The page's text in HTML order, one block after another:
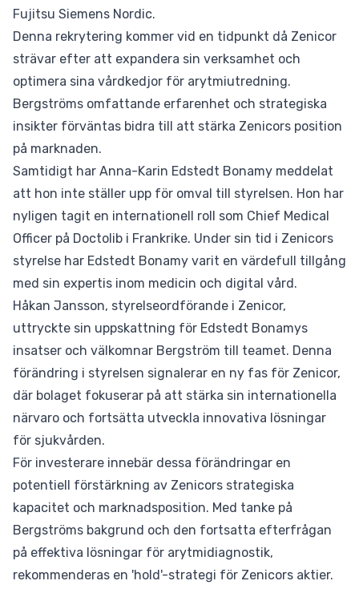
Fujitsu Siemens Nordic.
Denna rekrytering kommer vid en tidpunkt då Zenicor
strävar efter att expandera sin verksamhet och
optimera sina vårdkedjor för arytmiutredning.
Bergströms omfattande erfarenhet och strategiska
insikter förväntas bidra till att stärka Zenicors position
på marknaden.
Samtidigt har Anna-Karin Edstedt Bonamy meddelat
att hon inte ställer upp för omval till styrelsen. Hon har
nyligen tagit en internationell roll som Chief Medical
Officer på Doctolib i Frankrike. Under sin tid i Zenicors
styrelse har Edstedt Bonamy varit en värdefull tillgång
med sin expertis inom medicin och digital vård.
Håkan Jansson, styrelseordförande i Zenicor,
uttryckte sin uppskattning för Edstedt Bonamys
insatser och välkomnar Bergström till teamet. Denna
förändring i styrelsen signalerar en ny fas för Zenicor,
där bolaget fokuserar på att stärka sin internationella
närvaro och fortsätta utveckla innovativa lösningar
för sjukvården.
För investerare innebär dessa förändringar en
potentiell förstärkning av Zenicors strategiska
kapacitet och marknadsposition. Med tanke på
Bergströms bakgrund och den fortsatta efterfrågan
på effektiva lösningar för arytmidiagnostik,
rekommenderas en 'hold'-strategi för Zenicors aktier.